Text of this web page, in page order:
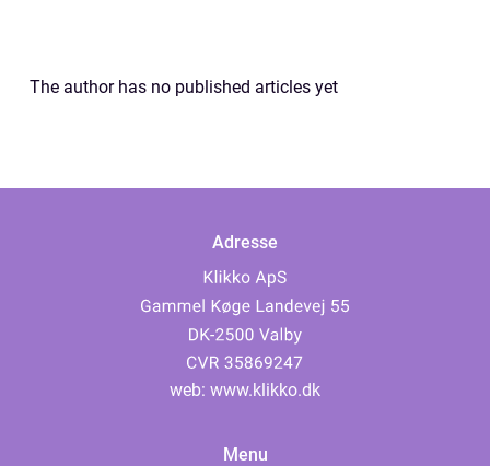
The author has no published articles yet
Adresse
web: www.klikko.dk
Menu